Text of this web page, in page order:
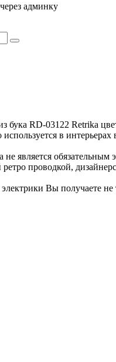
админку
бука RD-03122 Retrika
используется в
не является
проводкой,
Вы получаете